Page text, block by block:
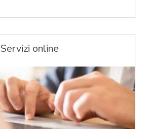
Servizi online